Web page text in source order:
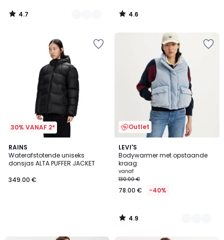
4.7
/
4.6
/
30% VANAF 2*
RAINS
Waterafstotende uniseks
donsjas ALTA PUFFER JACKET
349.00 €
Outlet
LEVI'S
Bodywarmer met opstaande
kraag
vanaf
130.00 €
78.00 € -40%
4.9
/ 5
3
Kleuren
4.9
/